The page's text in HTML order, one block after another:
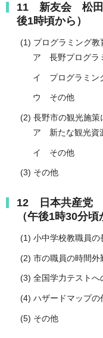
11 新友会 松
後1時頃から）
(1) プログラミング教
ア 長野プログラ
イ プログラミン
ウ その他
(2) 長野市の観光施策
ア 新たな観光資
イ その他
(3) その他
12 日本共産党
（午後1時30分頃
(1) 小中学校教職員の
(2) 市の職員の時間外
(3) 全国学力テストへ
(4) ハザードマップの
(5) その他